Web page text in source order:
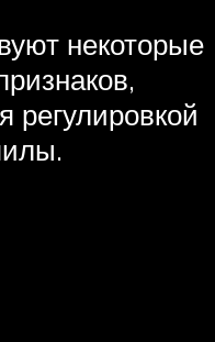
некоторые
регулировкой